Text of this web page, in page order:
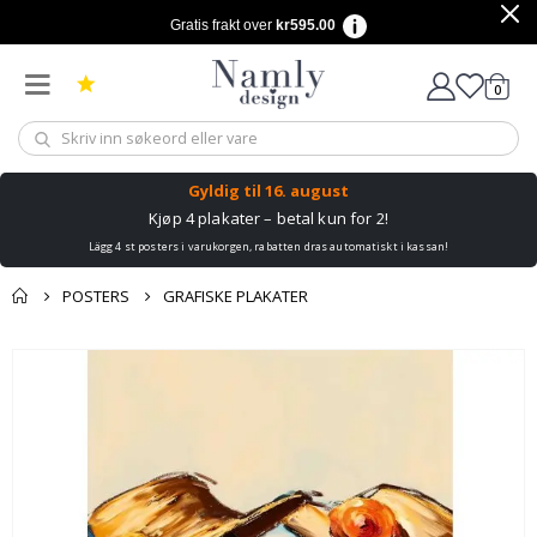
Gratis frakt over kr595.00
0varer
Gyldig til 16. august
Kjøp 4 plakater – betal kun for 2!
Lägg 4 st posters i varukorgen, rabatten dras automatiskt i kassan!
POSTERS GRAFISKE PLAKATER
Andre kjøpte